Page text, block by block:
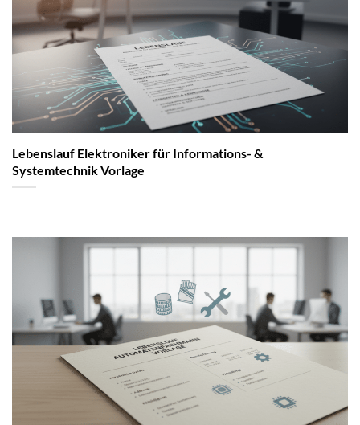
Lebenslauf Elektroniker für Informations- &
Systemtechnik Vorlage